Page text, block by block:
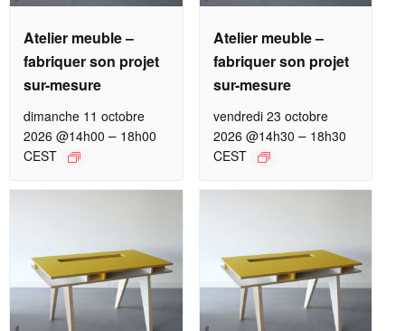
Atelier meuble –
fabriquer son projet
sur-mesure
dimanche 11 octobre
2026 @14h00 – 18h00
CEST
Atelier meuble –
fabriquer son projet
sur-mesure
vendredi 23 octobre
2026 @14h30 – 18h30
CEST